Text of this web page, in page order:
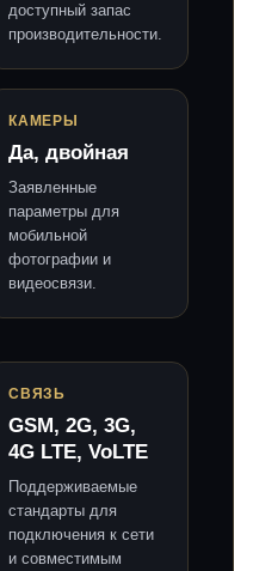
доступный запас
производительности.
КАМЕРЫ
Да, двойная
Заявленные
параметры для
мобильной
фотографии и
видеосвязи.
СВЯЗЬ
GSM, 2G, 3G,
4G LTE, VoLTE
Поддерживаемые
стандарты для
подключения к сети
и совместимым